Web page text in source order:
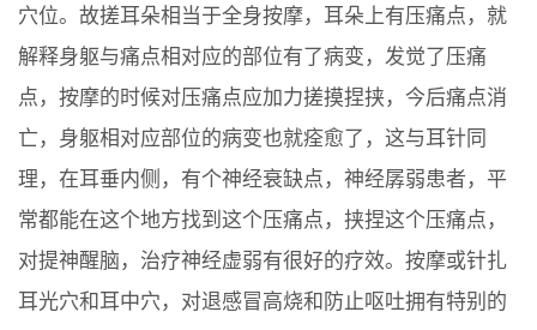
穴位。故搓耳朵相当于全身按摩，耳朵上有压痛点，就
解释身躯与痛点相对应的部位有了病变，发觉了压痛
点，按摩的时候对压痛点应加力搓摸捏挟，今后痛点消
亡，身躯相对应部位的病变也就痊愈了，这与耳针同
理，在耳垂内侧，有个神经衰缺点，神经孱弱患者，平
常都能在这个地方找到这个压痛点，挟捏这个压痛点，
对提神醒脑，治疗神经虚弱有很好的疗效。按摩或针扎
耳光穴和耳中穴，对退感冒高烧和防止呕吐拥有特别的